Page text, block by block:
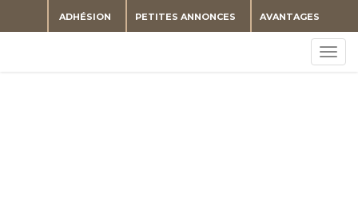
AVANTAGES
PETITES ANNONCES
ADHÉSION